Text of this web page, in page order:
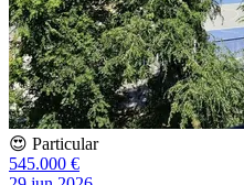
😍 Particular
545.000 €